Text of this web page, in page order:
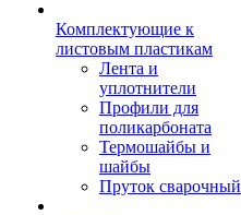
Комплектующие к
листовым пластикам
Лента и
уплотнители
Профили для
поликарбоната
Термошайбы и
шайбы
Пруток сварочный